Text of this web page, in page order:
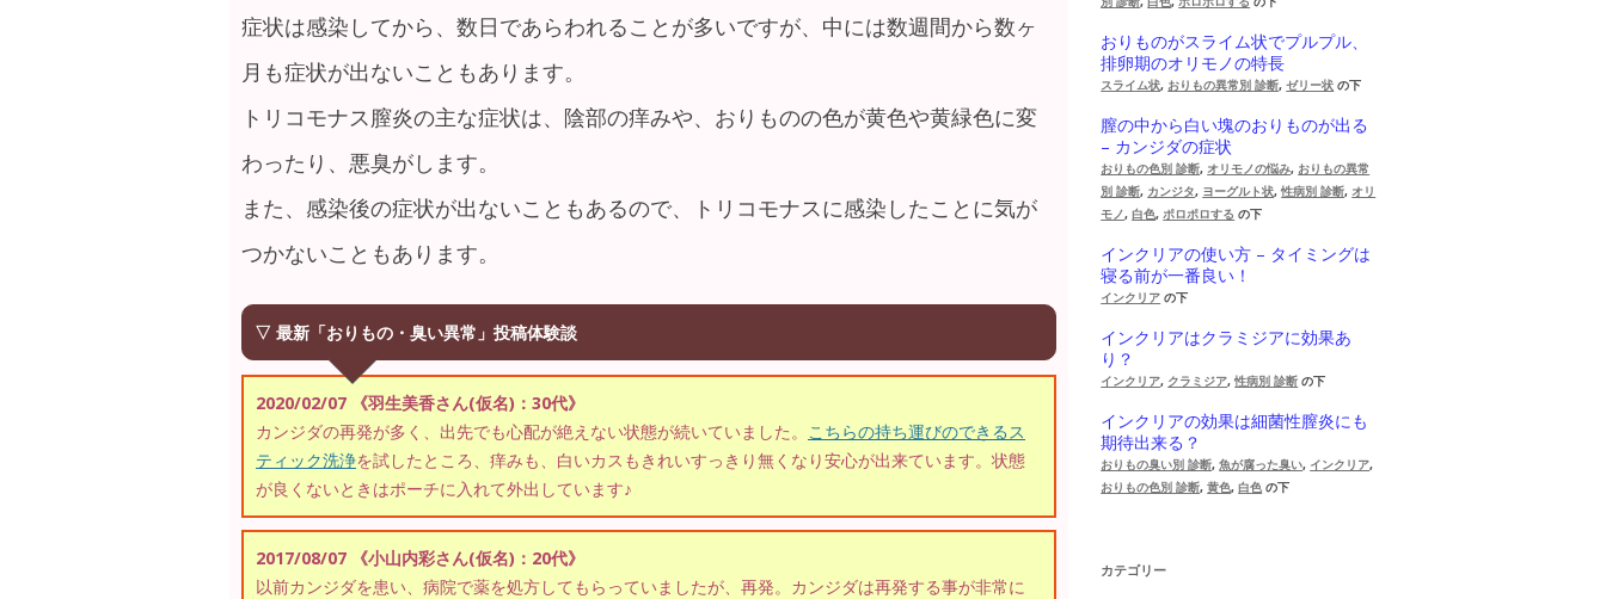
症状は感染してから、数日であらわれることが多いですが、中には数週間から数ヶ
月も症状が出ないこともあります。
トリコモナス膣炎の主な症状は、陰部の痒みや、おりものの色が黄色や黄緑色に変
わったり、悪臭がします。
また、感染後の症状が出ないこともあるので、トリコモナスに感染したことに気が
つかないこともあります。
▽ 最新「おりもの・臭い異常」投稿体験談
2020/02/07 《羽生美香さん(仮名)：30代》
カンジダの再発が多く、出先でも心配が絶えない状態が続いていました。 こちらの持ち運びのできるス
ティック洗浄を試したところ、痒みも、白いカスもきれいすっきり無くなり安心が出来ています。状態
が良くないときはポーチに入れて外出しています♪
2017/08/07 《小山内彩さん(仮名)：20代》
以前カンジダを患い、病院で薬を処方してもらっていましたが、再発。カンジダは再発する事が非常に
おりものがスライム状でプルプル、
排卵期のオリモノの特長
スライム状,おりもの異常別 診断,ゼリー状 の下
膣の中から白い塊のおりものが出る
– カンジダの症状
おりもの色別 診断,オリモノの悩み,おりもの異常
別 診断, カンジタ, ヨーグルト状,性病別 診断,オリ
モノ,白色,ポロポロする の下
インクリアの使い方 – タイミングは
寝る前が一番良い！
インクリア の下
インクリアはクラミジアに効果あ
り？
インクリア, クラミジア,性病別 診断 の下
インクリアの効果は細菌性膣炎にも
期待出来る？
おりもの臭い別 診断,魚が腐った臭い, インクリア,
おりもの色別 診断,黄色,白色 の下
カテゴリー